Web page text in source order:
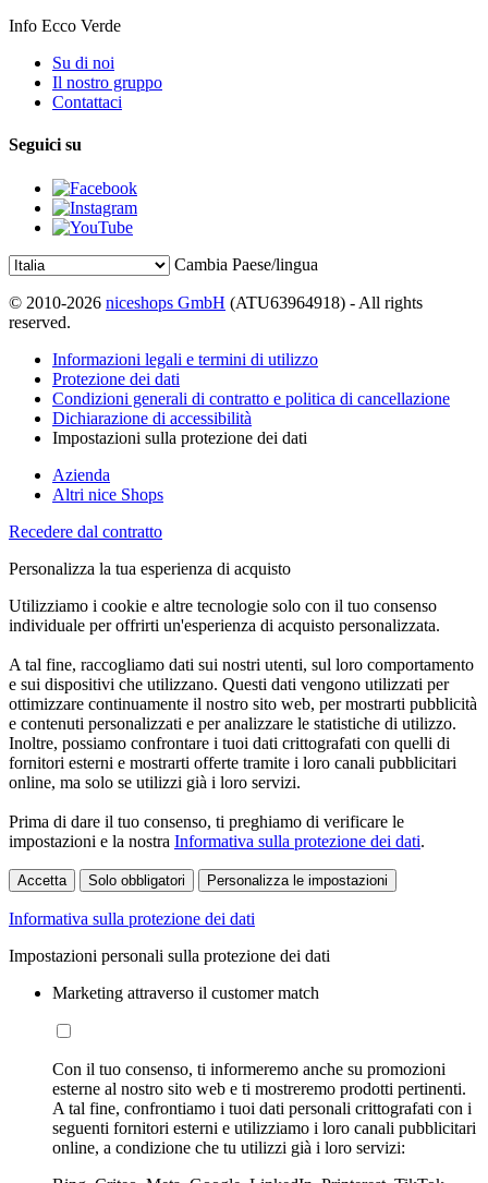
Info Ecco Verde
Su di noi
Il nostro gruppo
Contattaci
Seguici su
Cambia Paese/lingua
© 2010-2026 niceshops GmbH (ATU63964918) - All rights
reserved.
Informazioni legali e termini di utilizzo
Protezione dei dati
Condizioni generali di contratto e politica di cancellazione
Dichiarazione di accessibilità
Impostazioni sulla protezione dei dati
Azienda
Altri nice Shops
Recedere dal contratto
Personalizza la tua esperienza di acquisto
Utilizziamo i cookie e altre tecnologie solo con il tuo consenso
individuale per offrirti un'esperienza di acquisto personalizzata.
A tal fine, raccogliamo dati sui nostri utenti, sul loro comportamento
e sui dispositivi che utilizzano. Questi dati vengono utilizzati per
ottimizzare continuamente il nostro sito web, per mostrarti pubblicità
e contenuti personalizzati e per analizzare le statistiche di utilizzo.
Inoltre, possiamo confrontare i tuoi dati crittografati con quelli di
fornitori esterni e mostrarti offerte tramite i loro canali pubblicitari
online, ma solo se utilizzi già i loro servizi.
Prima di dare il tuo consenso, ti preghiamo di verificare le
impostazioni e la nostra Informativa sulla protezione dei dati.
Accetta Solo obbligatori Personalizza le impostazioni
Informativa sulla protezione dei dati
Impostazioni personali sulla protezione dei dati
Marketing attraverso il customer match
Con il tuo consenso, ti informeremo anche su promozioni
esterne al nostro sito web e ti mostreremo prodotti pertinenti.
A tal fine, confrontiamo i tuoi dati personali crittografati con i
seguenti fornitori esterni e utilizziamo i loro canali pubblicitari
online, a condizione che tu utilizzi già i loro servizi: